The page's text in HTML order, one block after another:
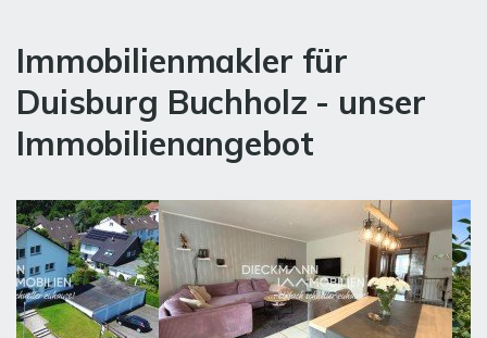
Immobilienmakler für
Duisburg Buchholz - unser
Immobilienangebot